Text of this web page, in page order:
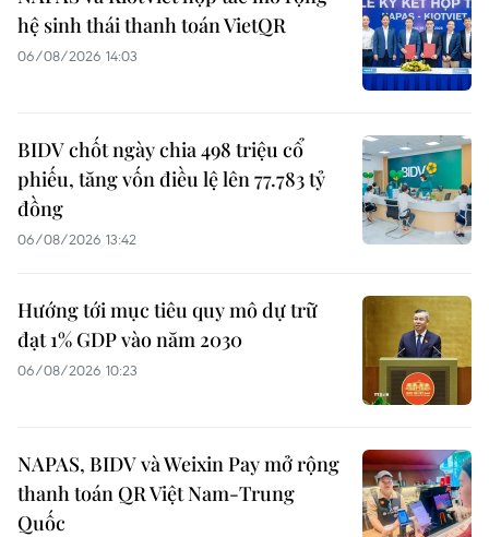
hệ sinh thái thanh toán VietQR
06/08/2026 14:03
BIDV chốt ngày chia 498 triệu cổ
phiếu, tăng vốn điều lệ lên 77.783 tỷ
đồng
06/08/2026 13:42
Hướng tới mục tiêu quy mô dự trữ
đạt 1% GDP vào năm 2030
06/08/2026 10:23
NAPAS, BIDV và Weixin Pay mở rộng
thanh toán QR Việt Nam-Trung
Quốc